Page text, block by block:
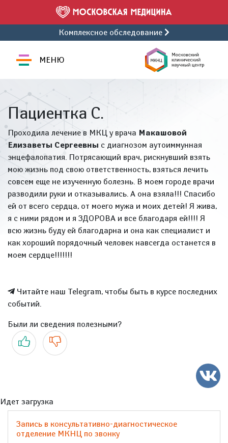
Комплексное обследование
МЕНЮ
Пациентка С.
Проходила лечение в МКЦ у врача Макашовой
Елизаветы Сергеевны с диагнозом аутоиммунная
энцефалопатия. Потрясающий врач, рискнувший взять
мою жизнь под свою ответственность, взяться лечить
совсем еще не изученную болезнь. В моем городе врачи
разводили руки и отказывались. А она взяла!!! Спасибо
ей от всего сердца, от моего мужа и моих детей! Я жива,
я с ними рядом и я ЗДОРОВА и все благодаря ей!!!! Я
всю жизнь буду ей благодарна и она как специалист и
как хороший порядочный человек навсегда останется в
моем сердце!!!!!!!
Читайте наш Telegram, чтобы быть в курсе последних
событий.
Были ли сведения полезными?
Да Нет
Идет загрузка
Запись в консультативно-диагностическое
отделение МКНЦ по звонку